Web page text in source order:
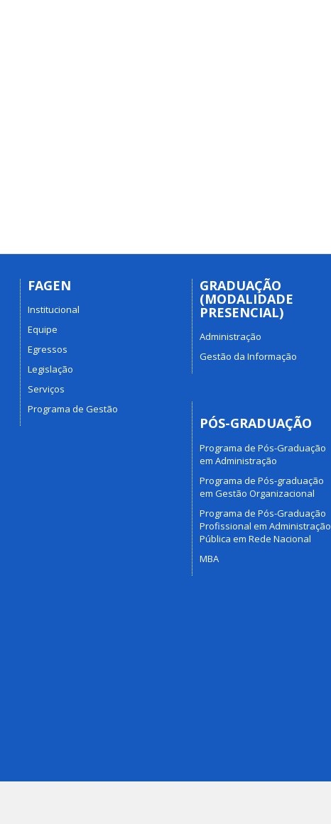
FAGEN
Institucional
Equipe
Egressos
Legislação
Serviços
Programa de Gestão
GRADUAÇÃO
(MODALIDADE
PRESENCIAL)
Administração
Gestão da Informação
PÓS-GRADUAÇÃO
Programa de Pós-Graduação
em Administração
Programa de Pós-graduação
em Gestão Organizacional
Programa de Pós-Graduação
Profissional em Administração
Pública em Rede Nacional
MBA